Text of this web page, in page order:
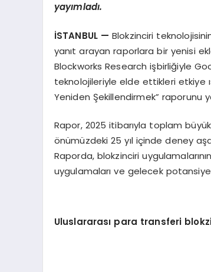
yayımladı.
İSTANBUL — Blokzinciri
yanıt arayan raporlara bir yenisi
Blockworks Research işbirliğiyle
teknolojileriyle elde ettikleri etkiye
Yeniden Şekillendirmek” raporunu
Rapor, 2025 itibarıyla toplam
önümüzdeki 25 yıl içinde deney
Raporda, blokzinciri
uygulamaları ve gelecek
Uluslararası para transferi